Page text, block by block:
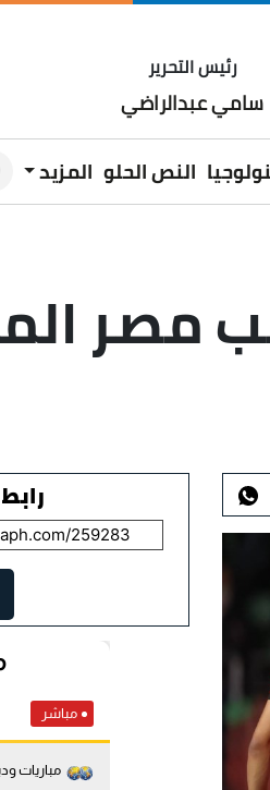
رئيس التحرير
سامي عبدالراضي
النص الحلو المزيد
مصر